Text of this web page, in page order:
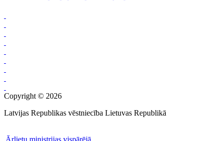
Copyright © 2026
Latvijas Republikas vēstniecība Lietuvas Republikā
Ārlietu ministrijas vispārējā